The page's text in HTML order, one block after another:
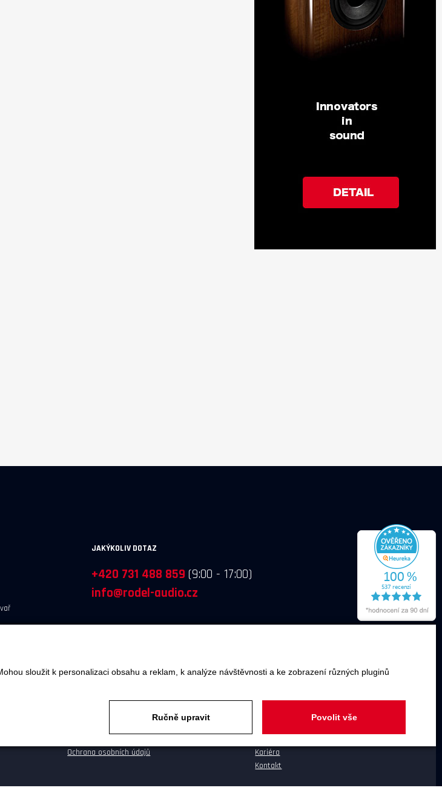
sloužit k personalizaci obsahu a reklam, k analýze návštěvnosti a ke zobrazení různých pluginů
Ručně upravit Povolit vše
JAKÝKOLIV DOTAZ
+420 731 488 859 (9:00 - 17:00)
info@rodel-audio.cz
SERVIS A REKLAMACE
Ochrana osobních údajů
O SPOLEČNOSTI
Kariéra
Kontakt